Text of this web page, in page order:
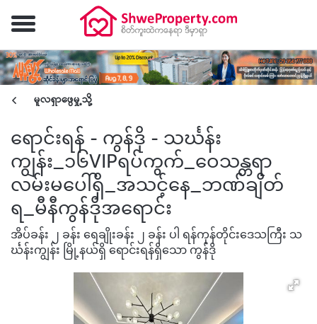
ရောင်းရန် - ကွန်ဒို - သင်္ဃန်း
ကျွန်း_၁၆VIPရပ်ကွက်_ဝေသန္တရာ
လမ်းမပေါ်ရှိ_အသင့်နေ_ဘဏ်ချိတ်
ရ_မီနီကွန်ဒိုအရောင်း
အိပ်ခန်း ၂ ခန်း ရေချိုးခန်း ၂ ခန်း ပါ ရန်ကုန်တိုင်းဒေသကြီး သ
င်္ဃန်းကျွန်း မြို့နယ်ရှိ ရောင်းရန်ရှိသော ကွန်ဒို
မူလရှာဖွေမှု့သို့